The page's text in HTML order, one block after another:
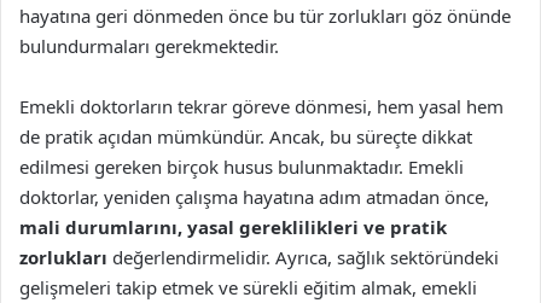
hayatına geri dönmeden önce bu tür zorlukları göz önünde
bulundurmaları gerekmektedir.
Emekli doktorların tekrar göreve dönmesi, hem yasal hem
de pratik açıdan mümkündür. Ancak, bu süreçte dikkat
edilmesi gereken birçok husus bulunmaktadır. Emekli
doktorlar, yeniden çalışma hayatına adım atmadan önce,
mali durumlarını, yasal gereklilikleri ve pratik
zorlukları değerlendirmelidir. Ayrıca, sağlık sektöründeki
gelişmeleri takip etmek ve sürekli eğitim almak, emekli